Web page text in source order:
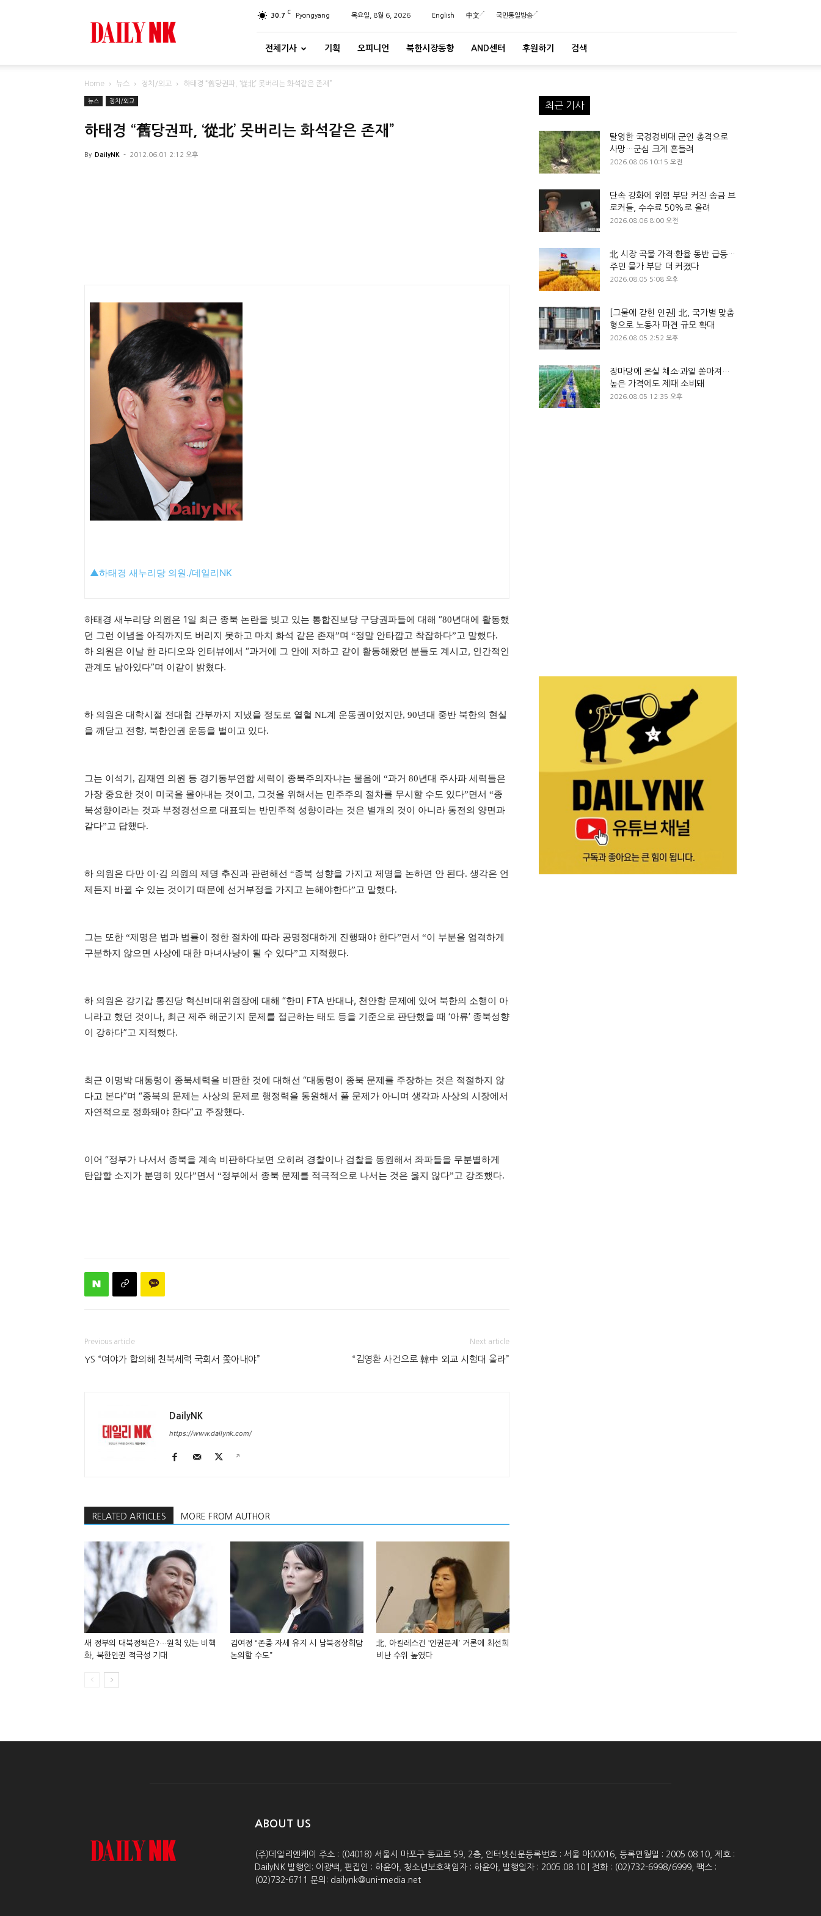
30.7 C Pyongyang 목요일, 8월 6, 2026 English 中文 국민통일방송
전체기사 기획 오피니언 북한시장동향 AND센터 후원하기 검색
Home 뉴스 정치/외교 하태경 “舊당권파, ‘從北’ 못버리는 화석같은 존재”
뉴스 정치/외교
하태경 “舊당권파, ‘從北’ 못버리는 화석같은 존재”
By DailyNK - 2012.06.01 2:12 오후
▲하태경 새누리당 의원./데일리NK
하태경 새누리당 의원은 1일 최근 종북 논란을 빚고 있는 통합진보당 구당권파들에 대해 “80년대에 활동했
던 그런 이념을 아직까지도 버리지 못하고 마치 화석 같은 존재”며 “정말 안타깝고 착잡하다”고 말했다.
하 의원은 이날 한 라디오와 인터뷰에서 “과거에 그 안에 저하고 같이 활동해왔던 분들도 계시고, 인간적인
관계도 남아있다”며 이같이 밝혔다.
하 의원은 대학시절 전대협 간부까지 지냈을 정도로 열혈 NL계 운동권이었지만, 90년대 중반 북한의 현실
을 깨닫고 전향, 북한인권 운동을 벌이고 있다.
그는 이석기, 김재연 의원 등 경기동부연합 세력이 종북주의자냐는 물음에 “과거 80년대 주사파 세력들은
가장 중요한 것이 미국을 몰아내는 것이고, 그것을 위해서는 민주주의 절차를 무시할 수도 있다”면서 “종
북성향이라는 것과 부정경선으로 대표되는 반민주적 성향이라는 것은 별개의 것이 아니라 동전의 양면과
같다”고 답했다.
하 의원은 다만 이·김 의원의 제명 추진과 관련해선 “종북 성향을 가지고 제명을 논하면 안 된다. 생각은 언
제든지 바뀔 수 있는 것이기 때문에 선거부정을 가지고 논해야한다”고 말했다.
그는 또한 “제명은 법과 법률이 정한 절차에 따라 공명정대하게 진행돼야 한다”면서 “이 부분을 엄격하게
구분하지 않으면 사상에 대한 마녀사냥이 될 수 있다”고 지적했다.
하 의원은 강기갑 통진당 혁신비대위원장에 대해 “한미 FTA 반대나, 천안함 문제에 있어 북한의 소행이 아
니라고 했던 것이나, 최근 제주 해군기지 문제를 접근하는 태도 등을 기준으로 판단했을 때 ‘아류’ 종북성향
이 강하다”고 지적했다.
최근 이명박 대통령이 종북세력을 비판한 것에 대해선 “대통령이 종북 문제를 주장하는 것은 적절하지 않
다고 본다”며 “종북의 문제는 사상의 문제로 행정력을 동원해서 풀 문제가 아니며 생각과 사상의 시장에서
자연적으로 정화돼야 한다”고 주장했다.
이어 “정부가 나서서 종북을 계속 비판하다보면 오히려 경찰이나 검찰을 동원해서 좌파들을 무분별하게
탄압할 소지가 분명히 있다”면서 “정부에서 종북 문제를 적극적으로 나서는 것은 옳지 않다”고 강조했다.
Previous article
YS “여야가 합의해 친북세력 국회서 쫓아내야”
Next article
“김영환 사건으로 韓中 외교 시험대 올라”
DailyNK
https://www.dailynk.com/
RELATED ARTICLES MORE FROM AUTHOR
새 정부의 대북정책은?…원칙 있는 비핵
화, 북한인권 적극성 기대
김여정 “존중 자세 유지 시 남북정상회담
논의할 수도”
北, 아킬레스건 ‘인권문제’ 거론에 최선희
비난 수위 높였다
최근 기사
탈영한 국경경비대 군인 총격으로
사망…군심 크게 흔들려
2026.08.06 10:15 오전
단속 강화에 위험 부담 커진 송금 브
로커들, 수수료 50%로 올려
2026.08.06 8:00 오전
北 시장 곡물 가격·환율 동반 급등…
주민 물가 부담 더 커졌다
2026.08.05 5:08 오후
[그물에 갇힌 인권] 北, 국가별 맞춤
형으로 노동자 파견 규모 확대
2026.08.05 2:52 오후
장마당에 온실 채소·과일 쏟아져…
높은 가격에도 제때 소비돼
2026.08.05 12:35 오후
ABOUT US
(주)데일리엔케이 주소 : (04018) 서울시 마포구 동교로 59, 2층, 인터넷신문등록번호 : 서울 아00016, 등록연월일 : 2005.08.10, 제호 :
DailyNK 발행인: 이광백, 편집인 : 하윤아, 청소년보호책임자 : 하윤아, 발행일자 : 2005.08.10 | 전화 : (02)732-6998/6999, 팩스 :
(02)732-6711 문의: dailynk@uni-media.net